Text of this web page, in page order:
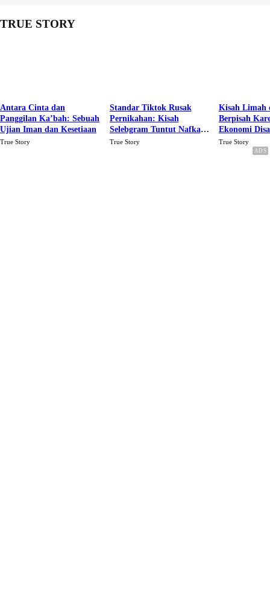
TRUE STORY
Antara Cinta dan
Panggilan Ka’bah: Sebuah
Ujian Iman dan Kesetiaan
True Story
Standar Tiktok Rusak
Pernikahan: Kisah
Selebgram Tuntut Nafkah
Rp.15 Juta Perbulan
True Story
Kisah Limah
Berpisah
Ekonomi
Karena Cinta
True Story